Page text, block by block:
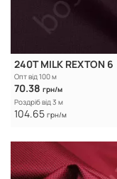
240T MILK REXTON 6
Опт від 100 м
70.38 грн/м
Роздріб від 3 м
104.65 грн/м